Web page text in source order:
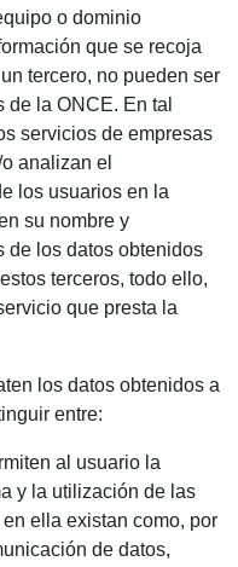
o dominio
que se recoja
tercero, no pueden ser
la ONCE. En tal
servicios de empresas
analizan el
los usuarios en la
su nombre y
de los datos obtenidos
terceros, todo ello,
que presta la
los datos obtenidos a
entre:
al usuario la
y la utilización de las
ella existan como, por
de datos,